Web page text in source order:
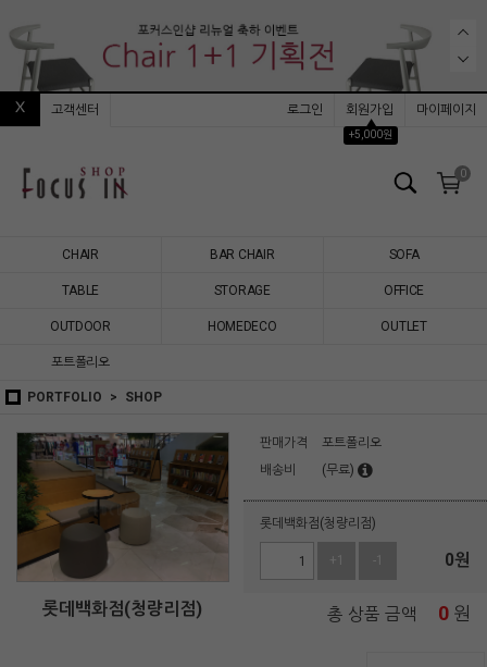
고객센터 로그인
회원가입
▲
+5,000원
마이페이지
0
CHAIR BAR CHAIR SOFA
TABLE STORAGE OFFICE
OUTDOOR HOMEDECO OUTLET
포트폴리오
PORTFOLIO SHOP
롯데백화점(청량리점)
판매가격
포트폴리오
배송비
(무료)
롯데백화점(청량리점)
+1 -1 0원
총 상품 금액 0 원